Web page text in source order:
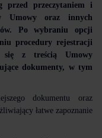
przed przeczytaniem i
Umowy oraz innych
Po wybraniu opcji
procedury rejestracji
się z treścią Umowy
dokumenty, w tym
dokumentu oraz
łatwe zapoznanie